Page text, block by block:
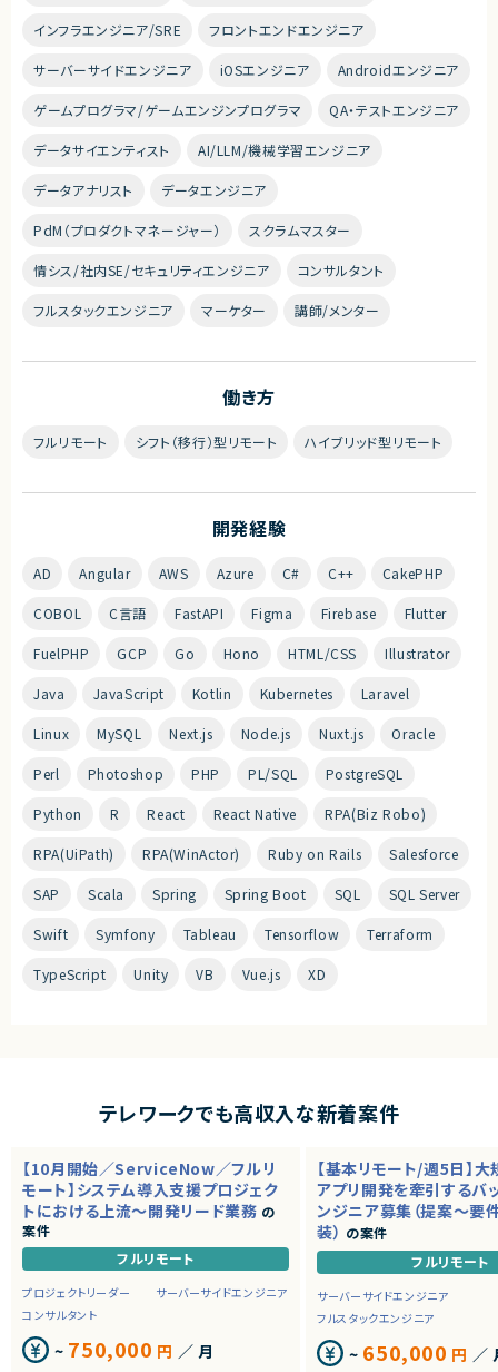
インフラエンジニア/SRE フロントエンドエンジニア
サーバーサイドエンジニア iOSエンジニア Androidエンジニア
ゲームプログラマ/ゲームエンジンプログラマ QA・テストエンジニア
データサイエンティスト AI/LLM/機械学習エンジニア
データアナリスト データエンジニア
PdM（プロダクトマネージャー） スクラムマスター
情シス/社内SE/セキュリティエンジニア コンサルタント
フルスタックエンジニア マーケター 講師/メンター
働き方
フルリモート シフト（移行）型リモート ハイブリッド型リモート
開発経験
AD Angular AWS Azure C# C++ CakePHP
COBOL C言語 FastAPI Figma Firebase Flutter
FuelPHP GCP Go Hono HTML/CSS Illustrator
Java JavaScript Kotlin Kubernetes Laravel
Linux MySQL Next.js Node.js Nuxt.js Oracle
Perl Photoshop PHP PL/SQL PostgreSQL
Python R React React Native RPA(Biz Robo)
RPA(UiPath) RPA(WinActor) Ruby on Rails Salesforce
SAP Scala Spring Spring Boot SQL SQL Server
Swift Symfony Tableau Tensorflow Terraform
TypeScript Unity VB Vue.js XD
テレワークでも高収入な新着案件
【10月開始／ServiceNow／フルリ
モート】システム導入支援プロジェク
トにおける上流～開発リード業務 の
案件
フルリモート
プロジェクトリーダー
サーバーサイドエンジニア
コンサルタント
~ 750,000 円 ／ 月
【基本リモート/週5日】
アプリ開発を牽引するバ
ンジニア募集（提案～要
装） の案件
フルリモート
サーバーサイドエンジニア
フルスタックエンジニア
~ 650,000 円 ／